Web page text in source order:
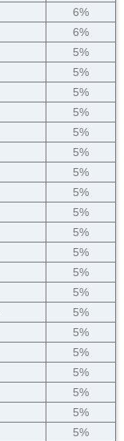
6%
6%
5%
5%
5%
5%
5%
5%
5%
5%
5%
5%
5%
5%
5%
5%
5%
5%
5%
5%
5%
5%